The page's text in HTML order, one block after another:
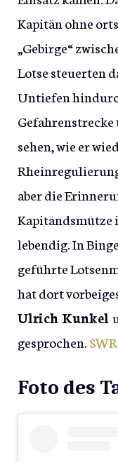
Kapitän ohne
„Gebirge“
Lotse steuerten
Untiefen
Gefahrenstrecke
sehen, wie er
aber die
lebendig. In
geführte
hat dort
Ulrich Kunkel
gesprochen.SWR
Foto des